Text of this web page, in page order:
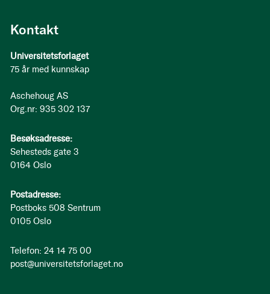
Kontakt
Universitetsforlaget
75 år med kunnskap
Aschehoug AS
Org.nr: 935 302 137
Besøksadresse:
Sehesteds gate 3
0164 Oslo
Postadresse:
Postboks 508 Sentrum
0105 Oslo
Telefon: 24 14 75 00
post@universitetsforlaget.no